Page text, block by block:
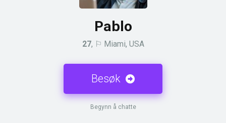
Pablo
27, ⚐ Miami, USA
Besøk
Begynn å chatte